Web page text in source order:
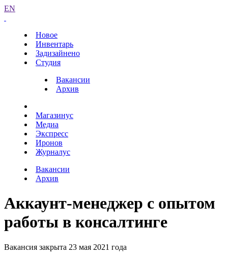
EN
Новое
Инвентарь
Задизайнено
Студия
Вакансии
Архив
Магазинус
Медиа
Экспресс
Иронов
Журналус
Вакансии
Архив
Аккаунт-менеджер с опытом
работы в консалтинге
Вакансия закрыта 23 мая 2021 года